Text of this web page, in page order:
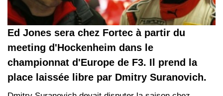
Ed Jones sera chez Fortec à partir du
meeting d'Hockenheim dans le
championnat d'Europe de F3. Il prend la
place laissée libre par Dmitry Suranovich.